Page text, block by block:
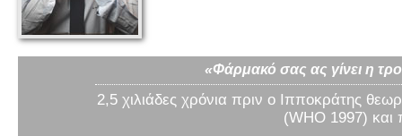
«Φάρμακό σας ας γίνει η
2,5 χιλιάδες χρόνια πριν ο Ιπποκράτης
(WHO 1997) και